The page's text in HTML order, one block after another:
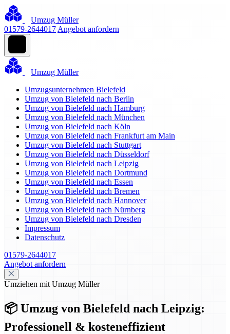
Umzug Müller
01579-2644017 Angebot anfordern
Umzug Müller
Umzugsunternehmen Bielefeld
Umzug von Bielefeld nach Berlin
Umzug von Bielefeld nach Hamburg
Umzug von Bielefeld nach München
Umzug von Bielefeld nach Köln
Umzug von Bielefeld nach Frankfurt am Main
Umzug von Bielefeld nach Stuttgart
Umzug von Bielefeld nach Düsseldorf
Umzug von Bielefeld nach Leipzig
Umzug von Bielefeld nach Dortmund
Umzug von Bielefeld nach Essen
Umzug von Bielefeld nach Bremen
Umzug von Bielefeld nach Hannover
Umzug von Bielefeld nach Nürnberg
Umzug von Bielefeld nach Dresden
Impressum
Datenschutz
01579-2644017
Angebot anfordern
Umziehen mit Umzug Müller
📦 Umzug von Bielefeld nach Leipzig:
Professionell & kosteneffizient